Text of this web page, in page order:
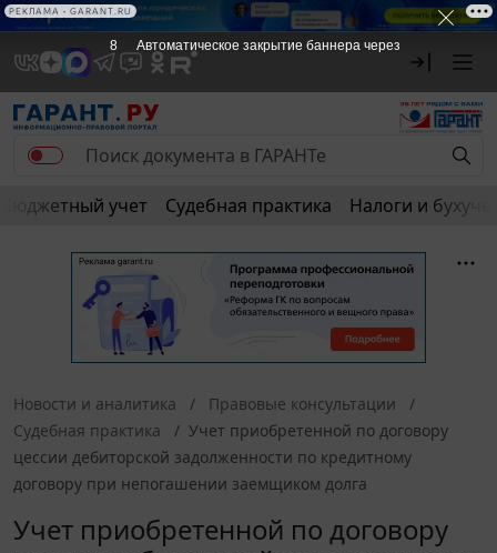
Бюджетный учет Судебная практика Налоги и
Новости и аналитика
Правовые консультации
Судебная практика
Учет приобретенной по договору
цессии дебиторской задолженности по кредитному
договору при непогашении заемщиком долга
Учет приобретенной по договору
8 Автоматическое закрытие баннера через
РЕКЛАМА • GARANT.RU